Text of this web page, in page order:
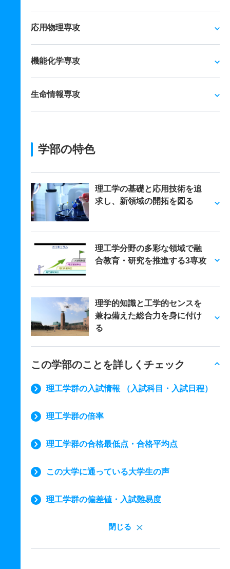
応用物理専攻
機能化学専攻
生命情報専攻
学部の特色
理工学の基礎と応用技術を追
求し、新領域の開拓を図る
理工学分野の多彩な領域で融
合教育・研究を推進する3専攻
理学的知識と工学的センスを
兼ね備えた総合力を身に付け
る
この学部のことを詳しくチェック
理工学群の入試情報 （入試科目・入試日程）
理工学群の倍率
理工学群の合格最低点・合格平均点
この大学に通っている大学生の声
理工学群の偏差値・入試難易度
閉じる